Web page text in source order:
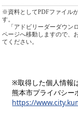
※資料としてPDFファイル
す。
「アドビリーダーダウン
ページへ移動しますので、
てください。
※取得した個人情報
熊本市プライバシー
https://